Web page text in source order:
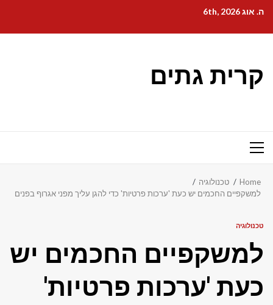
content
ה. אוג 6th, 2026
קרית גתים
Primary
Home
טכנולוגיה
למשקפיים החכמים יש כעת 'ערכות פרטיות' כדי להגן עליך מפני אגרוף בפנים
טכנולוגיה
למשקפיים החכמים יש
כעת 'ערכות פרטיות'